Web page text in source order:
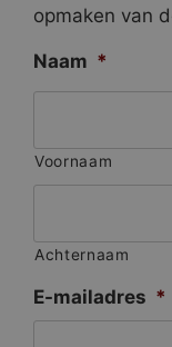
opmaken van
Naam *
Voornaam
Achternaam
E-mailadres *